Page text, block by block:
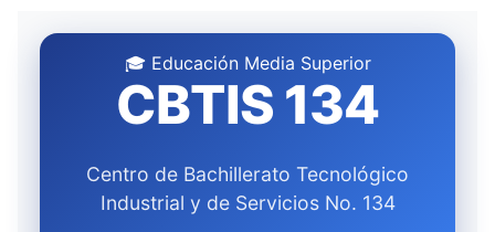
🎓 Educación Media Superior
CBTIS 134
Centro de Bachillerato Tecnológico
Industrial y de Servicios No. 134